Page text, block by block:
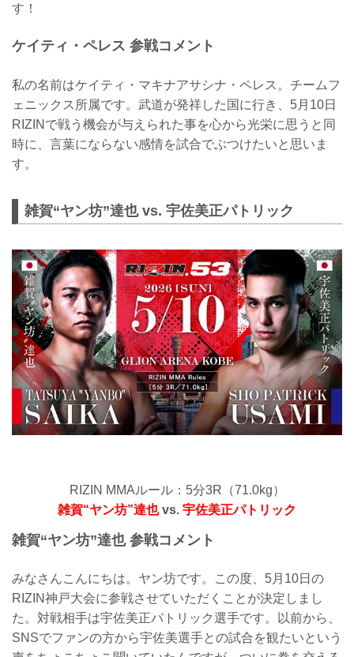
す！
ケイティ・ペレス 参戦コメント
私の名前はケイティ・マキナアサシナ・ペレス。チームフ
ェニックス所属です。武道が発祥した国に行き、5月10日
RIZINで戦う機会が与えられた事を心から光栄に思うと同
時に、言葉にならない感情を試合でぶつけたいと思いま
す。
雑賀“ヤン坊”達也 vs. 宇佐美正パトリック
RIZIN MMAルール：5分3R（71.0kg）
雑賀“ヤン坊”達也vs. 宇佐美正パトリック
雑賀“ヤン坊”達也 参戦コメント
みなさんこんにちは。ヤン坊です。この度、5月10日の
RIZIN神戸大会に参戦させていただくことが決定しまし
た。対戦相手は宇佐美正パトリック選手です。以前から、
SNSでファンの方から宇佐美選手との試合を観たいという